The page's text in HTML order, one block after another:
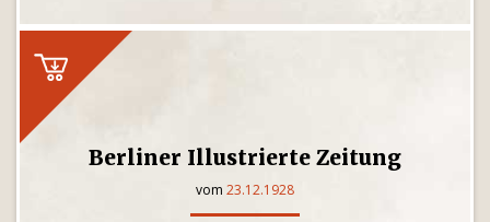
Berliner Illustrierte Zeitung
vom 23.12.1928